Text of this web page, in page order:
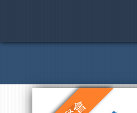
content